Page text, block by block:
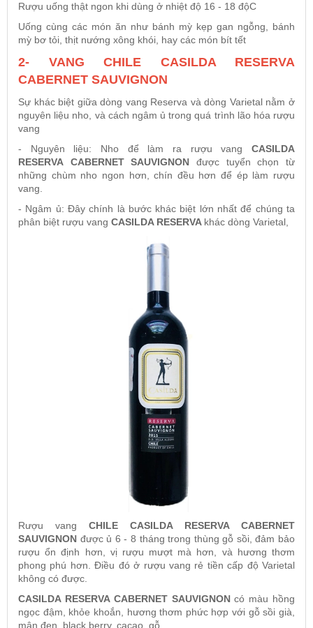
Rượu uống thật ngon khi dùng ở nhiệt độ 16 - 18 độC
Uống cùng các món ăn như bánh mỳ kẹp gan ngỗng, bánh
mỳ bơ tỏi, thịt nướng xông khói, hay các món bít tết
2- VANG CHILE CASILDA RESERVA
CABERNET SAUVIGNON
Sự khác biệt giữa dòng vang Reserva và dòng Varietal nằm ở
nguyên liệu nho, và cách ngâm ủ trong quá trình lão hóa rượu
vang
- Nguyên liệu: Nho để làm ra rượu vang CASILDA
RESERVA CABERNET SAUVIGNON được tuyển chọn từ
những chùm nho ngon hơn, chín đều hơn để ép làm rượu
vang.
- Ngâm ủ: Đây chính là bước khác biệt lớn nhất để chúng ta
phân biệt rượu vang CASILDA RESERVA khác dòng Varietal,
Rượu vang CHILE CASILDA RESERVA CABERNET
SAUVIGNON được ủ 6 - 8 tháng trong thùng gỗ sồi, đảm bảo
rượu ổn định hơn, vị rượu mượt mà hơn, và hương thơm
phong phú hơn. Điều đó ở rượu vang rẻ tiền cấp độ Varietal
không có được.
CASILDA RESERVA CABERNET SAUVIGNONcó màu hồng
ngọc đậm, khỏe khoắn, hương thơm phức hợp với gỗ sồi già,
mận đen, black berry, cacao, gỗ ,